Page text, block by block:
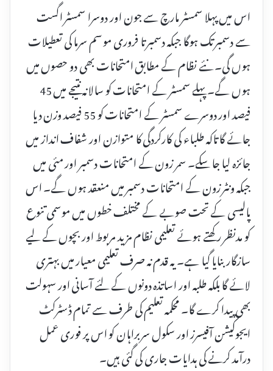
اس میں پہلا سمسٹر مارچ سے جون اور دوسرا سمسٹر اگست
سے دسمبر تک ہوگا جبکہ دسمبر تا فروری موسم سرما کی تعطیلات
ہوں گی۔ نئے نظام کے مطابق امتحانات بھی دو حصوں میں
ہوں گے۔ پہلے سمسٹر کے امتحانات کو سالانہ نتیجے میں 45
فیصد اور دوسرے سمسٹر کے امتحانات کو 55 فیصد وزن دیا
جائے گا تاکہ طلباء کی کارکردگی کا متوازن اور شفاف انداز میں
جائزہ لیا جا سکے۔ سمر زون کے امتحانات دسمبر اور مئی میں
جبکہ ونٹر زون کے امتحانات دسمبر میں منعقد ہوں گے۔ اس
پالیسی کے تحت صوبے کے مختلف خطوں میں موسمی تنوع
کو مدنظر رکھتے ہوئے تعلیمی نظام مزید مربوط اور بچوں کے لیے
سازگار بنایا گیا ہے۔ یہ قدم نہ صرف تعلیمی معیار میں بہتری
لائے گا بلکہ طلبہ اور اساتذہ دونوں کے لئے آسانی اور سہولت
بھی پیدا کرے گا۔ محکمہ تعلیم کی طرف سے تمام ڈسٹرکٹ
ایجوکیشن آفیسرز اور سکول سربراہان کو اس پر فوری عمل
درآمد کرنے کی ہدایات جاری کی گئی ہیں۔